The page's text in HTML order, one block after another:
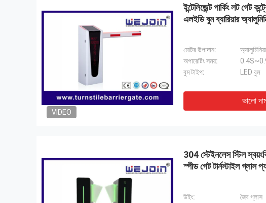
VIDEO
ইন্টেলিজেন্ট পার্কিং লট গেট
এলইডি বুম ব্যারিয়ার
মোটর উপাদান:
অপারেটিং সময়:
বুম টাইপ:
LED বুম
ভালো
304 স্টেইনলেস স্টিল
স্পীড গেট টার্নস্টাইল গ্লাস
উইং:
জৈব গ্লাস